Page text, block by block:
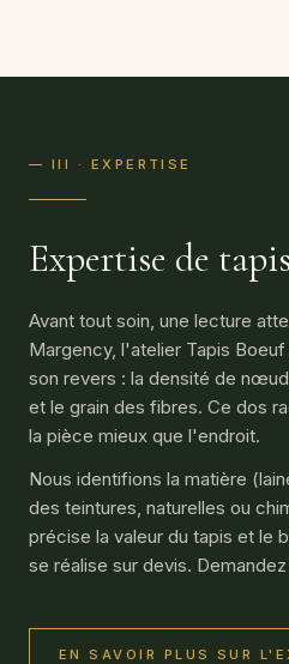
— III · EXPERTISE
Expertise de
Avant tout soin, une lecture
Margency, l'atelier Tapis
son revers : la densité de
et le grain des fibres. Ce dos
la pièce mieux que l'endroit.
Nous identifions la matière
des teintures, naturelles ou
précise la valeur du tapis et le
se réalise sur devis.
EN SAVOIR PLUS SUR